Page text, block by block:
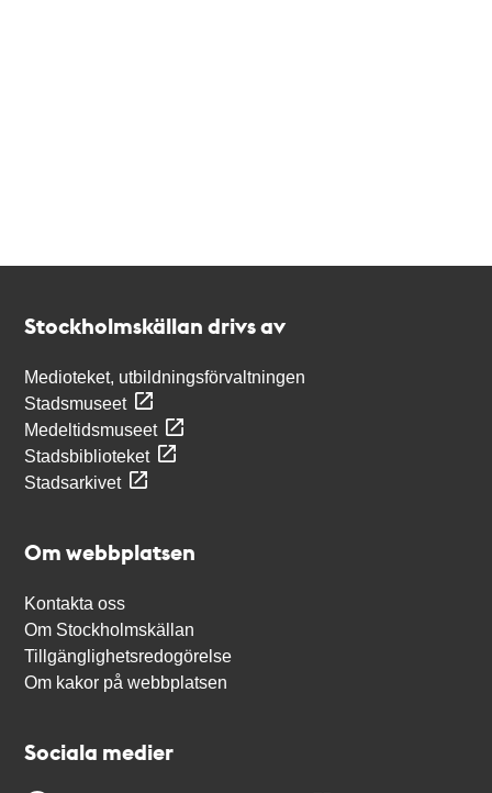
Stockholmskällan drivs av
Medioteket, utbildningsförvaltningen
Stadsmuseet
Medeltidsmuseet
Stadsbiblioteket
Stadsarkivet
Om webbplatsen
Kontakta oss
Om Stockholmskällan
Tillgänglighetsredogörelse
Om kakor på webbplatsen
Sociala medier